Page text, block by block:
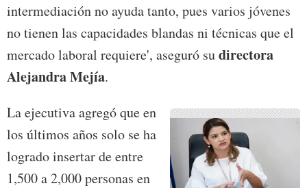
intermediación no ayuda tanto, pues varios jóvenes
no tienen las capacidades blandas ni técnicas que el
mercado laboral requiere', aseguró sudirectora
Alejandra Mejía.
La ejecutiva agregó que en
los últimos años solo se ha
logrado insertar de entre
1,500 a 2,000 personas en